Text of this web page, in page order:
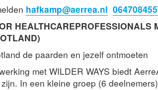
hafkamp@aerrea.nl
HEALTHCAREPROFESSIONALS
de paarden en jezelf ontmoeten
met WILDER WAYS biedt
In een kleine groep (6